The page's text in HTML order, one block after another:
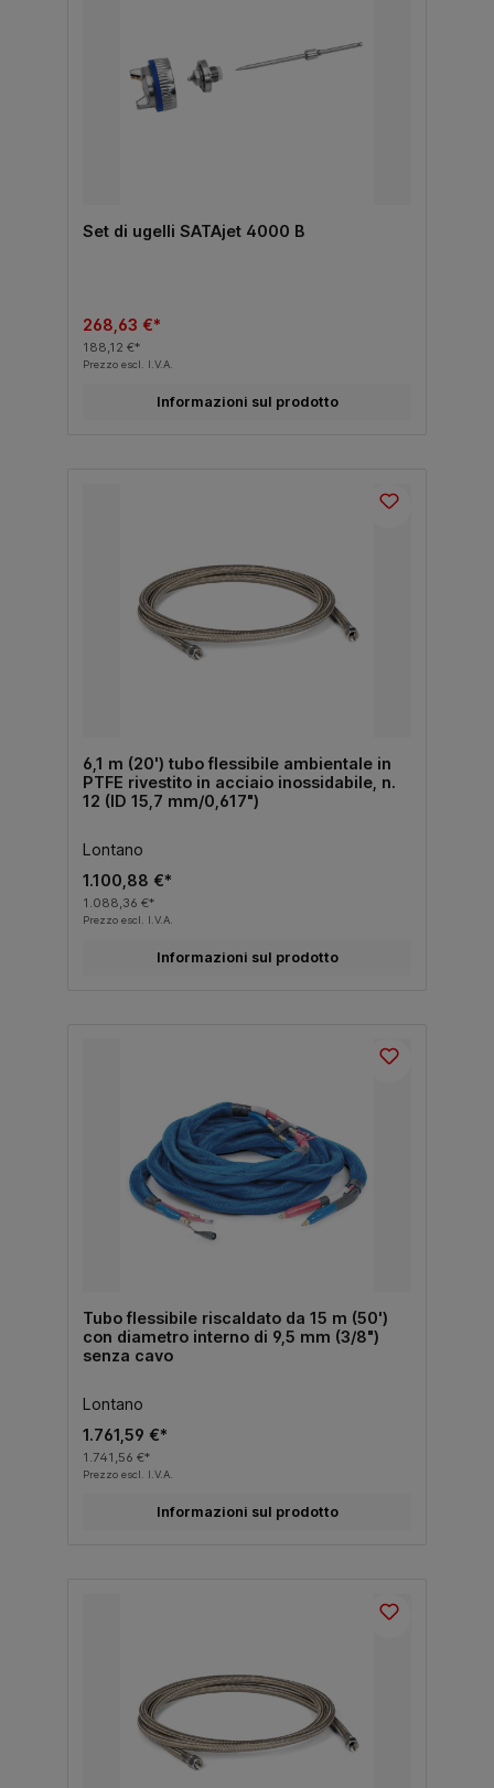
Set di ugelli SATAjet 4000 B
268,63 €*
188,12 €*
Prezzo escl. I.V.A.
Informazioni sul prodotto
6,1 m (20') tubo flessibile ambientale in
PTFE rivestito in acciaio inossidabile, n.
12 (ID 15,7 mm/0,617")
Lontano
1.100,88 €*
1.088,36 €*
Prezzo escl. I.V.A.
Informazioni sul prodotto
Tubo flessibile riscaldato da 15 m (50')
con diametro interno di 9,5 mm (3/8")
senza cavo
Lontano
1.761,59 €*
1.741,56 €*
Prezzo escl. I.V.A.
Informazioni sul prodotto